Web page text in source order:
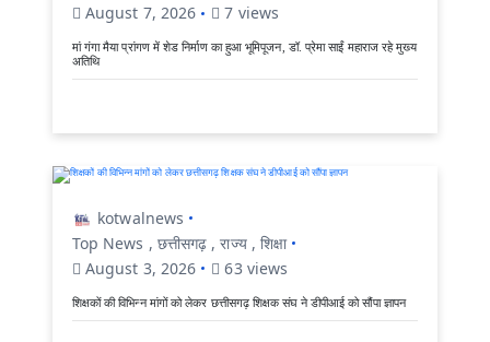
August 7, 2026
7 views
मां गंगा मैया प्रांगण में शेड निर्माण का हुआ भूमिपूजन, डॉ. प्रेमा साईं महाराज रहे मुख्य
अतिथि
kotwalnews
Top News , छत्तीसगढ़ ,राज्य, शिक्षा
August 3, 2026
63 views
शिक्षकों की विभिन्न मांगों को लेकर छत्तीसगढ़ शिक्षक संघ ने डीपीआई को सौंपा ज्ञापन